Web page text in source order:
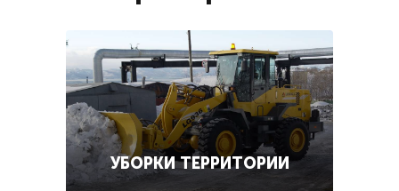
УБОРКИ ТЕРРИТОРИИ